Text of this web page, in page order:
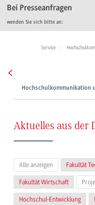
Bei Presseanfragen
wenden Sie sich bitte an:
Service
Hochschulkommunikation
Aktuelles aus der
Alle anzeigen Fakultät
Fakultät Wirtschaft
Hochschul-Entwicklung